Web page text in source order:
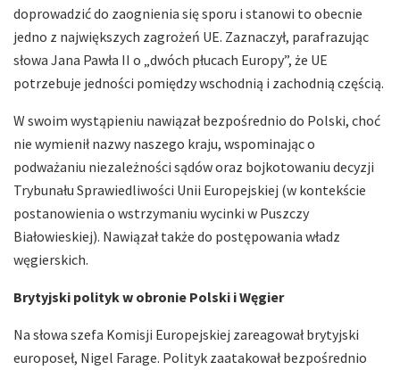
doprowadzić do zaognienia się sporu i stanowi to obecnie
jedno z największych zagrożeń UE. Zaznaczył, parafrazując
słowa Jana Pawła II o „dwóch płucach Europy”, że UE
potrzebuje jedności pomiędzy wschodnią i zachodnią częścią.
W swoim wystąpieniu nawiązał bezpośrednio do Polski, choć
nie wymienił nazwy naszego kraju, wspominając o
podważaniu niezależności sądów oraz bojkotowaniu decyzji
Trybunału Sprawiedliwości Unii Europejskiej (w kontekście
postanowienia o wstrzymaniu wycinki w Puszczy
Białowieskiej). Nawiązał także do postępowania władz
węgierskich.
Brytyjski polityk w obronie Polski i Węgier
Na słowa szefa Komisji Europejskiej zareagował brytyjski
europoseł, Nigel Farage. Polityk zaatakował bezpośrednio